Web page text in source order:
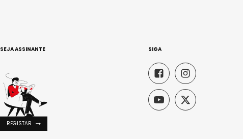
SEJA ASSINANTE
REGISTAR
SIGA